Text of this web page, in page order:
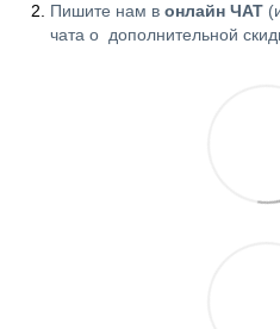
Пишите нам в онлайн ЧАТ
чата о дополнительной